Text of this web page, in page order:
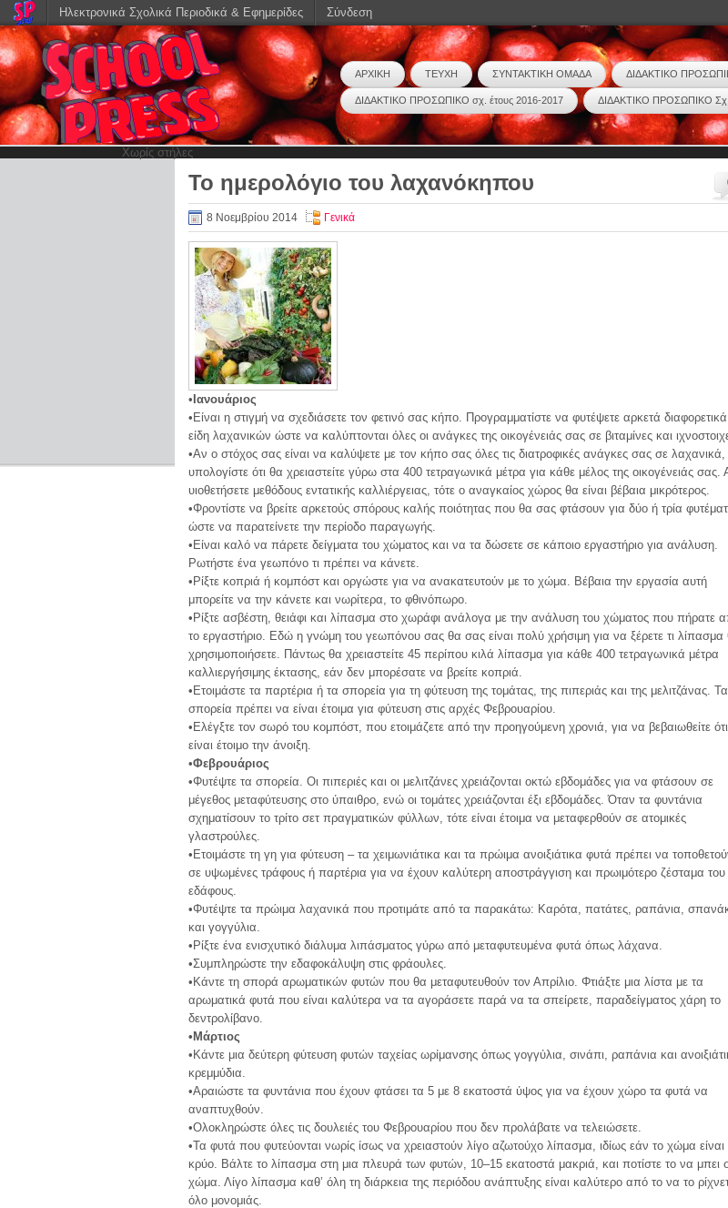
ΑΡΧΙΚΗ ΤΕΥΧΗ ΣΥΝΤΑΚΤΙΚΗ ΟΜΑΔΑ ΔΙΔΑΚΤΙΚΟ
ΔΙΔΑΚΤΙΚΟ ΠΡΟΣΩΠΙΚΟ σχ. έτους 2016-2017 ΔΙΔΑΚΤΙΚΟ ΠΡΟΣΩΠΙΚΟ Σχ.
Χωρίς στήλες
Το ημερολόγιο του λαχανόκηπου
8 Νοεμβρίου 2014 Γενικά
• Ιανουάριος
•Είναι η στιγμή να σχεδιάσετε τον φετινό σας κήπο. Προγραμματίστε να φυτέψετε αρκετά διαφορετικά
είδη λαχανικών ώστε να καλύπτονται όλες οι ανάγκες της οικογένειάς σας σε βιταμίνες και
•Αν ο στόχος σας είναι να καλύψετε με τον κήπο σας όλες τις διατροφικές ανάγκες σας σε λαχανικά,
υπολογίστε ότι θα χρειαστείτε γύρω στα 400 τετραγωνικά μέτρα για κάθε μέλος της οικογένειάς σας.
υιοθετήσετε μεθόδους εντατικής καλλιέργειας, τότε ο αναγκαίος χώρος θα είναι βέβαια μικρότερος.
•Φροντίστε να βρείτε αρκετούς σπόρους καλής ποιότητας που θα σας φτάσουν για δύο ή τρία
ώστε να παρατείνετε την περίοδο παραγωγής.
•Είναι καλό να πάρετε δείγματα του χώματος και να τα δώσετε σε κάποιο εργαστήριο για ανάλυση.
Ρωτήστε ένα γεωπόνο τι πρέπει να κάνετε.
•Ρίξτε κοπριά ή κομπόστ και οργώστε για να ανακατευτούν με το χώμα. Βέβαια την εργασία αυτή
μπορείτε να την κάνετε και νωρίτερα, το φθινόπωρο.
•Ρίξτε ασβέστη, θειάφι και λίπασμα στο χωράφι ανάλογα με την ανάλυση του χώματος που πήρατε
το εργαστήριο. Εδώ η γνώμη του γεωπόνου σας θα σας είναι πολύ χρήσιμη για να ξέρετε τι λίπασμα
χρησιμοποιήσετε. Πάντως θα χρειαστείτε 45 περίπου κιλά λίπασμα για κάθε 400 τετραγωνικά μέτρα
καλλιεργήσιμης έκτασης, εάν δεν μπορέσατε να βρείτε κοπριά.
•Ετοιμάστε τα παρτέρια ή τα σπορεία για τη φύτευση της τομάτας, της πιπεριάς και της μελιτζάνας. Τα
σπορεία πρέπει να είναι έτοιμα για φύτευση στις αρχές Φεβρουαρίου.
•Ελέγξτε τον σωρό του κομπόστ, που ετοιμάζετε από την προηγούμενη χρονιά, για να βεβαιωθείτε
είναι έτοιμο την άνοιξη.
•Φεβρουάριος
•Φυτέψτε τα σπορεία. Οι πιπεριές και οι μελιτζάνες χρειάζονται οκτώ εβδομάδες για να φτάσουν σε
μέγεθος μεταφύτευσης στο ύπαιθρο, ενώ οι τομάτες χρειάζονται έξι εβδομάδες. Όταν τα φυντάνια
σχηματίσουν το τρίτο σετ πραγματικών φύλλων, τότε είναι έτοιμα να μεταφερθούν σε ατομικές
γλαστρούλες.
•Ετοιμάστε τη γη για φύτευση – τα χειμωνιάτικα και τα πρώιμα ανοιξιάτικα φυτά πρέπει να
σε υψωμένες τράφους ή παρτέρια για να έχουν καλύτερη αποστράγγιση και πρωιμότερο ζέσταμα του
εδάφους.
•Φυτέψτε τα πρώιμα λαχανικά που προτιμάτε από τα παρακάτω: Καρότα, πατάτες, ραπάνια,
και γογγύλια.
•Ρίξτε ένα ενισχυτικό διάλυμα λιπάσματος γύρω από μεταφυτευμένα φυτά όπως λάχανα.
•Συμπληρώστε την εδαφοκάλυψη στις φράουλες.
•Κάντε τη σπορά αρωματικών φυτών που θα μεταφυτευθούν τον Απρίλιο. Φτιάξτε μια λίστα με τα
αρωματικά φυτά που είναι καλύτερα να τα αγοράσετε παρά να τα σπείρετε, παραδείγματος χάρη το
δεντρολίβανο.
•Μάρτιος
•Κάντε μια δεύτερη φύτευση φυτών ταχείας ωρίμανσης όπως γογγύλια, σινάπι, ραπάνια και
κρεμμύδια.
•Αραιώστε τα φυντάνια που έχουν φτάσει τα 5 με 8 εκατοστά ύψος για να έχουν χώρο τα φυτά να
αναπτυχθούν.
•Ολοκληρώστε όλες τις δουλειές του Φεβρουαρίου που δεν προλάβατε να τελειώσετε.
•Τα φυτά που φυτεύονται νωρίς ίσως να χρειαστούν λίγο αζωτούχο λίπασμα, ιδίως εάν το χώμα είναι
κρύο. Βάλτε το λίπασμα στη μια πλευρά των φυτών, 10–15 εκατοστά μακριά, και ποτίστε το να μπει
χώμα. Λίγο λίπασμα καθ’ όλη τη διάρκεια της περιόδου ανάπτυξης είναι καλύτερο από το να το
όλο μονομιάς.
Ηλεκτρονικά Σχολικά Περιοδικά & Εφημερίδες Σύνδεση